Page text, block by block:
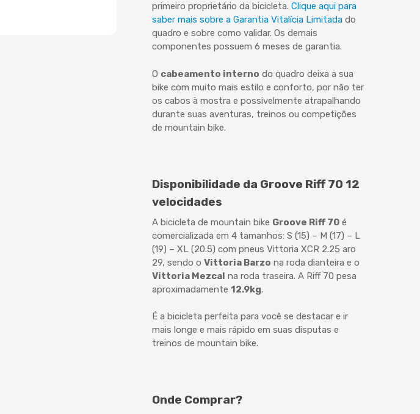
primeiro proprietário da bicicleta. Clique aqui para
saber mais sobre a Garantia Vitalícia Limitadado
quadro e sobre como validar. Os demais
componentes possuem 6 meses de garantia.
O cabeamento interno do quadro deixa a sua
bike com muito mais estilo e conforto, por não ter
os cabos à mostra e possivelmente atrapalhando
durante suas aventuras, treinos ou competições
de mountain bike.
Disponibilidade da Groove Riff 70 12
velocidades
A bicicleta de mountain bike Groove Riff 70é
comercializada em 4 tamanhos: S (15) – M (17) – L
(19) – XL (20.5) com pneus Vittoria XCR 2.25 aro
29, sendo o Vittoria Barzo na roda dianteira e o
Vittoria Mezcal na roda traseira. A Riff 70 pesa
aproximadamente 12.9kg.
É a bicicleta perfeita para você se destacar e ir
mais longe e mais rápido em suas disputas e
treinos de mountain bike.
Onde Comprar?